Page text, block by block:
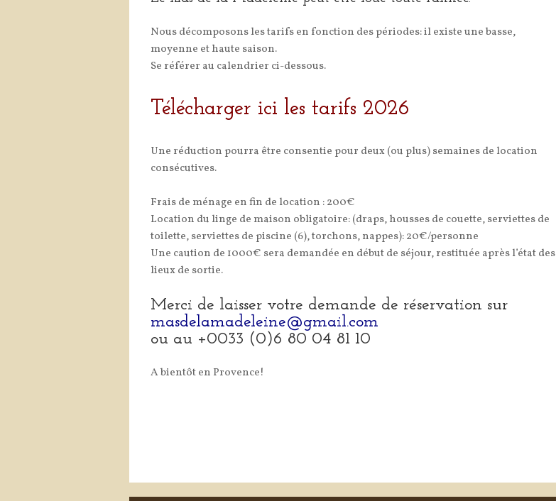
Nous décomposons les tarifs en fonction des périodes: il existe une basse,
moyenne et haute saison.
Se référer au calendrier ci-dessous.
Télécharger ici les tarifs 2026
Une réduction pourra être consentie pour deux (ou plus) semaines de location
consécutives.
Frais de ménage en fin de location : 200€
Location du linge de maison obligatoire: (draps, housses de couette, serviettes de
toilette, serviettes de piscine (6), torchons, nappes): 20€/personne
Une caution de 1000€ sera demandée en début de séjour, restituée après l’état des
lieux de sortie.
Merci de laisser votre demande de réservation sur
masdelamadeleine@gmail.com
ou au +0033 (0)6 80 04 81 10
A bientôt en Provence!